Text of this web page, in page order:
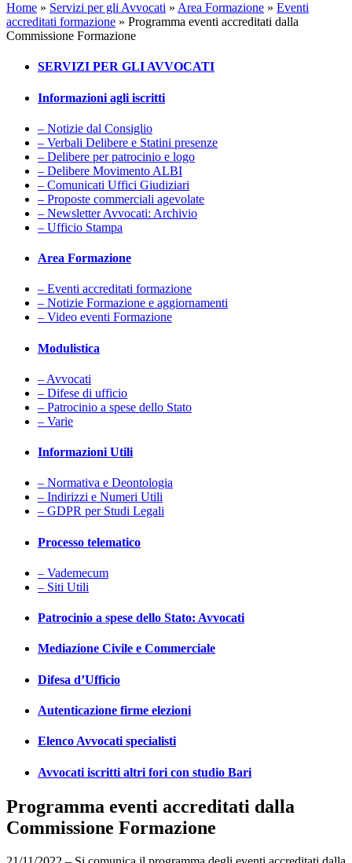
Home » Servizi per gli Avvocati » Area Formazione » Eventi
accreditati formazione » Programma eventi accreditati dalla
Commissione Formazione
SERVIZI PER GLI AVVOCATI
Informazioni agli iscritti
– Notizie dal Consiglio
– Verbali Delibere e Statini presenze
– Delibere per patrocinio e logo
– Delibere Movimento ALBI
– Comunicati Uffici Giudiziari
– Proposte commerciali agevolate
– Newsletter Avvocati: Archivio
– Ufficio Stampa
Area Formazione
– Eventi accreditati formazione
– Notizie Formazione e aggiornamenti
– Video eventi Formazione
Modulistica
– Avvocati
– Difese di ufficio
– Patrocinio a spese dello Stato
– Varie
Informazioni Utili
– Normativa e Deontologia
– Indirizzi e Numeri Utili
– GDPR per Studi Legali
Processo telematico
– Vademecum
– Siti Utili
Patrocinio a spese dello Stato: Avvocati
Mediazione Civile e Commerciale
Difesa d’Ufficio
Autenticazione firme elezioni
Elenco Avvocati specialisti
Avvocati iscritti altri fori con studio Bari
Programma eventi accreditati dalla
Commissione Formazione